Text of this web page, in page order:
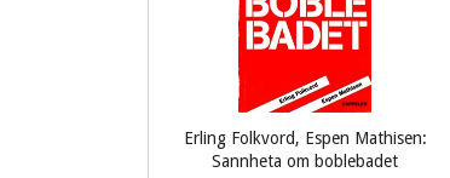
Erling Folkvord, Espen Mathisen:
Sannheta om boblebadet